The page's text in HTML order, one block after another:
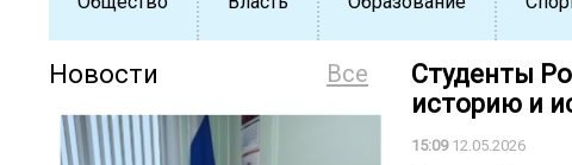
Все
Новости
Студенты
историю и
15:0912.05.2026